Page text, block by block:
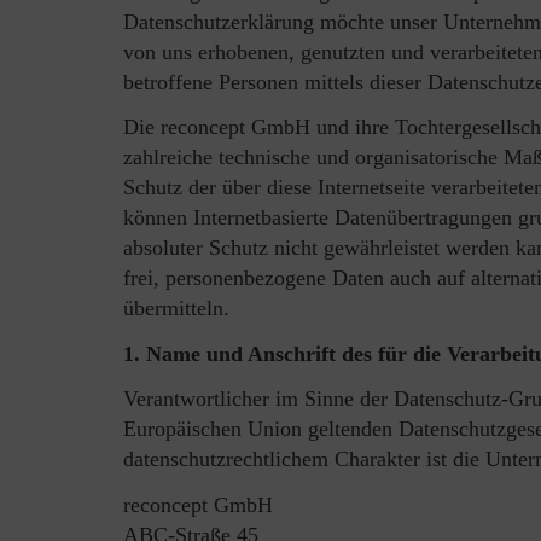
Datenschutzerklärung möchte unser
von uns erhobenen, genutzten und
betroffene Personen mittels dieser
Die reconcept GmbH und ihre
zahlreiche technische und organisatorische
Schutz der über diese Internetseite
können Internetbasierte Datenübertragungen
absoluter Schutz nicht gewährleistet werden
frei, personenbezogene Daten auch auf
übermitteln.
1. Name und Anschrift des für die
Verantwortlicher im Sinne der Datenschutz-
Europäischen Union geltenden
datenschutzrechtlichem Charakter ist die
reconcept GmbH
ABC-Straße 45